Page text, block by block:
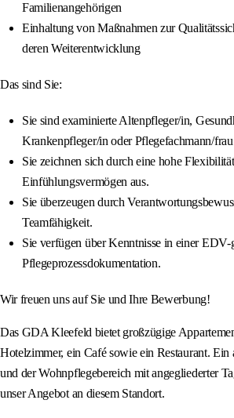
Familienangehörigen
Einhaltung von Maßnahmen zur
deren Weiterentwicklung
Das sind Sie:
Sie sind examinierte Altenpfleger/in,
Krankenpfleger/in oder Pflegefachmann/
Sie zeichnen sich durch eine hohe
Einfühlungsvermögen aus.
Sie überzeugen durch
Teamfähigkeit.
Sie verfügen über Kenntnisse in einer EDV-
Pflegeprozessdokumentation.
Wir freuen uns auf Sie und Ihre Bewerbung!
Das GDA Kleefeld bietet großzügige
Hotelzimmer, ein Café sowie ein Restaurant. Ein
und der Wohnpflegebereich mit angegliederter
unser Angebot an diesem Standort.